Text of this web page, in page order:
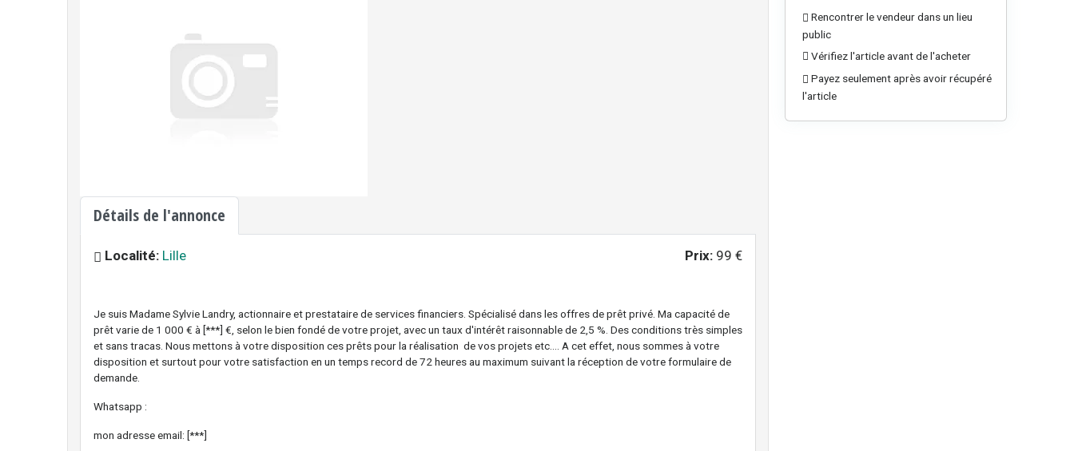
Détails de l'annonce
Localité: Lille Prix: 99 €
Je suis Madame Sylvie Landry, actionnaire et prestataire de services financiers. Spécialisé dans les offres de prêt privé. Ma capacité de
prêt varie de 1 000 € à [***] €, selon le bien fondé de votre projet, avec un taux d'intérêt raisonnable de 2,5 %. Des conditions très simples
et sans tracas. Nous mettons à votre disposition ces prêts pour la réalisation de vos projets etc.... A cet effet, nous sommes à votre
disposition et surtout pour votre satisfaction en un temps record de 72 heures au maximum suivant la réception de votre formulaire de
demande.
Whatsapp :
mon adresse email: [***]
Rencontrer le vendeur dans un lieu
public
Vérifiez l'article avant de l'acheter
Payez seulement après avoir récupéré
l'article